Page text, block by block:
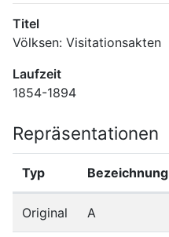
Titel
Völksen: Visitationsakten
Laufzeit
1854-1894
Repräsentationen
Typ Bezeichnung
Original A